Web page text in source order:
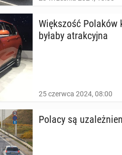
Więk­szość Polaków
byłaby atrak­cyj­na
25 czerwca 2024, 08:00
Polacy są